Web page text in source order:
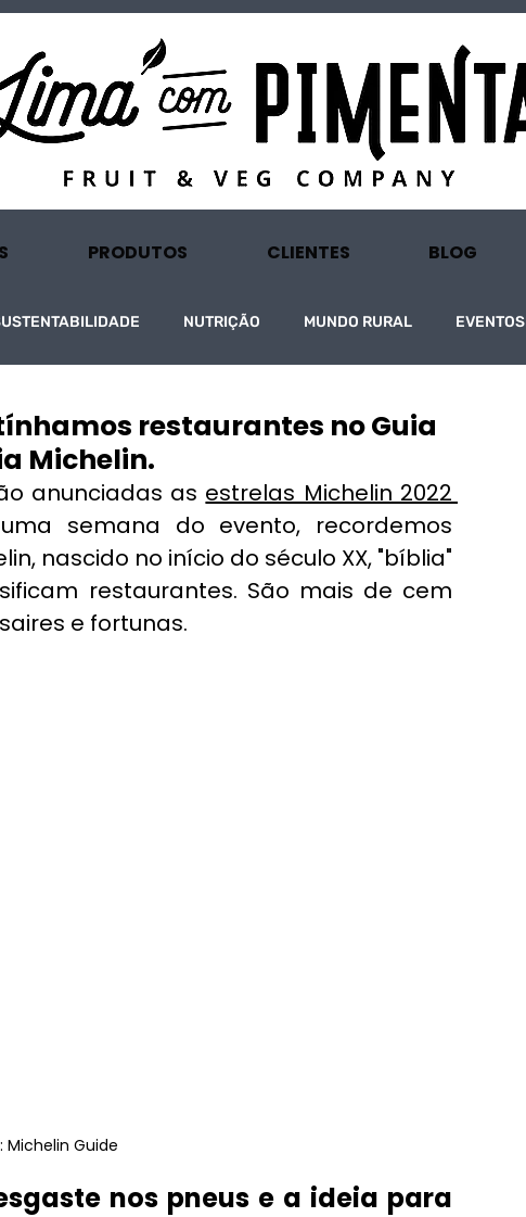
PRODUTOS CLIENTES BLOG
NUTRIÇÃO MUNDO RURAL EVENTOS
restaurantes no Guia
Michelin.
anunciadas as estrelas Michelin 2022
semana do evento, recordemos
nascido no início do século XX, "bíblia"
restaurantes. São mais de cem
e fortunas.
Michelin Guide
nos pneus e a ideia para